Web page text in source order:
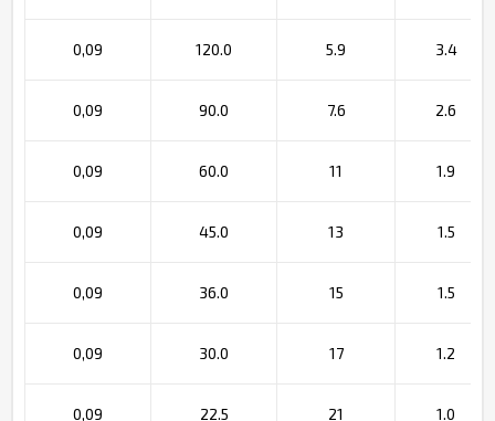
0,09 120.0 5.9 3.4
0,09 90.0 7.6 2.6
0,09 60.0 11 1.9
0,09 45.0 13 1.5
0,09 36.0 15 1.5
0,09 30.0 17 1.2
0,09 22.5 21 1.0